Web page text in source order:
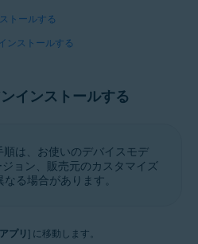
トールする
ンストールする
インストールする
順は、お使いのデバイスモデ
ョン、販売元のカスタマイズ
る場合があります。
アプリ] に移動します。